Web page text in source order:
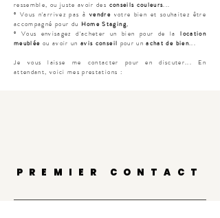
ressemble, ou juste avoir des conseils couleurs...
° Vous n'arrivez pas à vendre votre bien et souhaitez être
accompagné pour du Home Staging,
° Vous envisagez d'acheter un bien pour de lalocation
meublée ou avoir unavis conseil pour unachat de bien...
Je vous laisse me contacter pour en discuter... En
attendant, voici mes prestations :
PREMIER CONTACT